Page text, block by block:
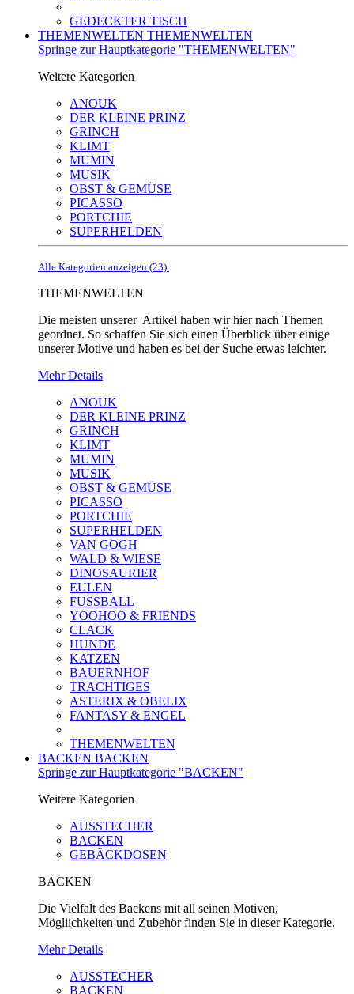
GEDECKTER TISCH
THEMENWELTEN THEMENWELTEN
Springe zur Hauptkategorie "THEMENWELTEN"
Weitere Kategorien
ANOUK
DER KLEINE PRINZ
GRINCH
KLIMT
MUMIN
MUSIK
OBST & GEMÜSE
PICASSO
PORTCHIE
SUPERHELDEN
Alle Kategorien anzeigen (23)
THEMENWELTEN
Die meisten unserer Artikel haben wir hier nach Themen
geordnet. So schaffen Sie sich einen Überblick über einige
unserer Motive und haben es bei der Suche etwas leichter.
Mehr Details
ANOUK
DER KLEINE PRINZ
GRINCH
KLIMT
MUMIN
MUSIK
OBST & GEMÜSE
PICASSO
PORTCHIE
SUPERHELDEN
VAN GOGH
WALD & WIESE
DINOSAURIER
EULEN
FUSSBALL
YOOHOO & FRIENDS
CLACK
HUNDE
KATZEN
BAUERNHOF
TRACHTIGES
ASTERIX & OBELIX
FANTASY & ENGEL
THEMENWELTEN
BACKEN BACKEN
Springe zur Hauptkategorie "BACKEN"
Weitere Kategorien
AUSSTECHER
BACKEN
GEBÄCKDOSEN
BACKEN
Die Vielfalt des Backens mit all seinen Motiven,
Mögliichkeiten und Zubehör finden Sie in dieser Kategorie.
Mehr Details
AUSSTECHER
BACKEN